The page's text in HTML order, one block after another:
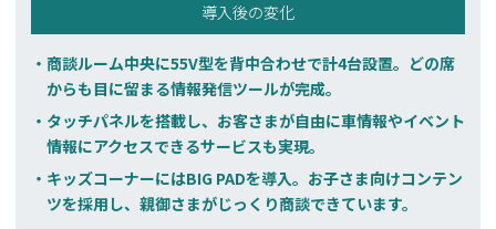
導入後の変化
商談ルーム中央に55V型を背中合わせで計4台設置。どの席
からも目に留まる情報発信ツールが完成。
タッチパネルを搭載し、お客さまが自由に車情報やイベント
情報にアクセスできるサービスも実現。
キッズコーナーにはBIG PADを導入。お子さま向けコンテン
ツを採用し、親御さまがじっくり商談できています。